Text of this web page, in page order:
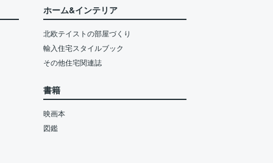
ホーム&インテリア
北欧テイストの部屋づくり
輸入住宅スタイルブック
その他住宅関連誌
書籍
映画本
図鑑